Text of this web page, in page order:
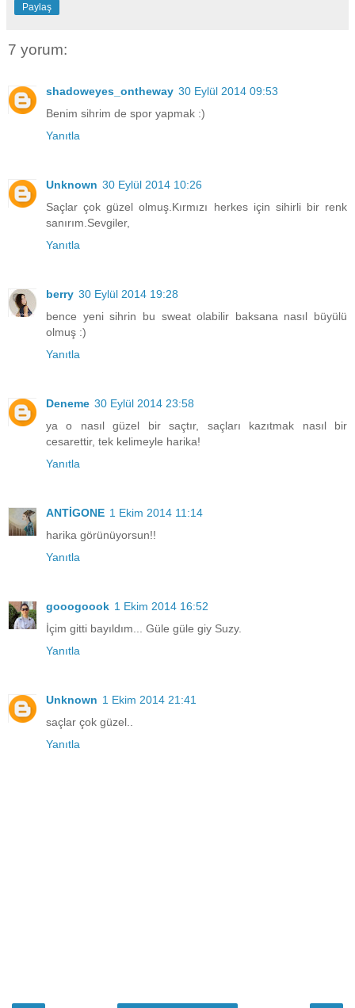
Paylaş
7 yorum:
shadoweyes_ontheway 30 Eylül 2014 09:53
Benim sihrim de spor yapmak :)
Yanıtla
Unknown 30 Eylül 2014 10:26
Saçlar çok güzel olmuş.Kırmızı herkes için sihirli bir renk
sanırım.Sevgiler,
Yanıtla
berry 30 Eylül 2014 19:28
bence yeni sihrin bu sweat olabilir baksana nasıl büyülü
olmuş :)
Yanıtla
Deneme 30 Eylül 2014 23:58
ya o nasıl güzel bir saçtır, saçları kazıtmak nasıl bir
cesarettir, tek kelimeyle harika!
Yanıtla
ANTİGONE 1 Ekim 2014 11:14
harika görünüyorsun!!
Yanıtla
gooogoook 1 Ekim 2014 16:52
İçim gitti bayıldım... Güle güle giy Suzy.
Yanıtla
Unknown 1 Ekim 2014 21:41
saçlar çok güzel..
Yanıtla